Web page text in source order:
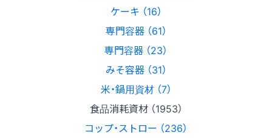
ケーキ （16）
専門容器 （61）
専門容器 （23）
みそ容器 （31）
米・鍋用資材 （7）
食品消耗資材 （1953）
コップ・ストロー （236）